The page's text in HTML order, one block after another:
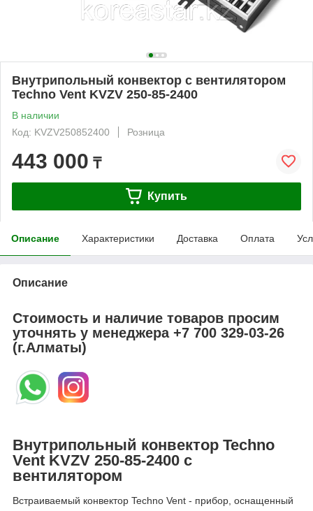
Внутрипольный конвектор с вентилятором
Techno Vent KVZV 250-85-2400
В наличии
Код: KVZV250852400
Розница
443 000 ₸
Купить
Описание Характеристики Доставка Оплата
Описание
Стоимость и наличие товаров просим
уточнять у менеджера+7 700 329-03-26
(г.Алматы)
Внутрипольный конвектор Techno
Vent KVZV 250-85-2400 с
вентилятором
Встраиваемый конвектор Techno Vent - прибор, оснащенный